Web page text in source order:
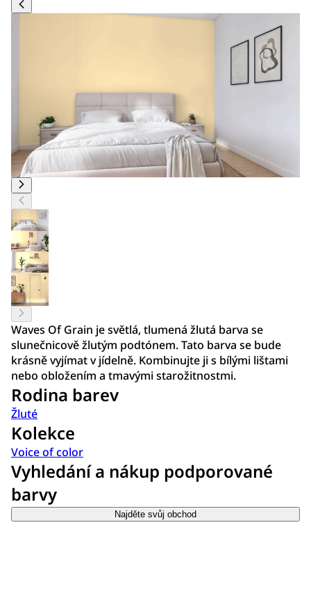
Waves Of Grain je světlá, tlumená žlutá barva se
slunečnicově žlutým podtónem. Tato barva se bude
krásně vyjímat v jídelně. Kombinujte ji s bílými lištami
nebo obložením a tmavými starožitnostmi.
Rodina barev
Žluté
Kolekce
Voice of color
Vyhledání a nákup podporované
barvy
Najděte svůj obchod